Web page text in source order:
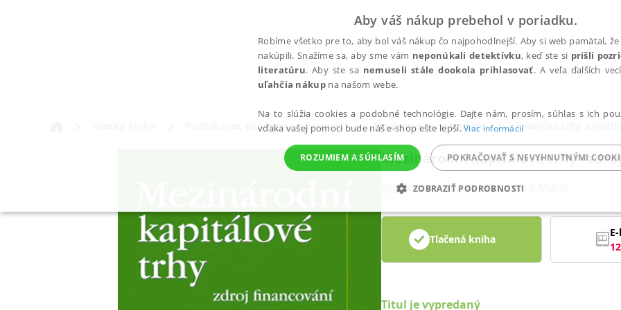
Podnikanie, ekonómia a financie Financie a investovanie Finančné trhy a
Mezinárodní kapitálové trhy - zdroj
Nývltová Romana,Režňáková Mária
Tlačená kniha
Titul je vypredaný
Aby váš nákup prebehol v poriadku.
Robíme všetko pre to, aby bol váš nákup čo najpohodlnejší. Aby si web pamätal,
nakúpili. Snažíme sa, aby sme vám neponúkali detektívku, keď ste si prišli
literatúru. Aby ste sa nemuseli stále dookola prihlasovať. A veľa ďalších
uľahčia nákupna našom webe.
Na to slúžia cookies a podobné technológie. Dajte nám, prosím, súhlas s ich
vďaka vašej pomoci bude náš e-shop ešte lepší.Viac informácií
ROZUMIEM A SÚHLASÍM POKRAČOVAŤ S NEVYHNUTNÝMI
ZOBRAZIŤ PODROBNOSTI
POTREBNÉ ANALYTICKÉ MARKETINGOVÉ FUNKČNÉ
Nevyhnutné súbory cookie umožňujú základné funkcie webovej stránky, ako je prihlásenie používateľa a správa účtu. Bez nevyhnutných súborov